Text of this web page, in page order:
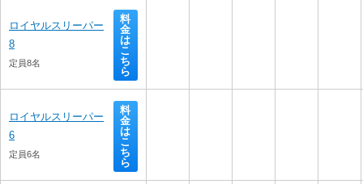
ロイヤルスリーパー
8
定員8名
料
金
は
こ
ち
ら
ロイヤルスリーパー
6
定員6名
料
金
は
こ
ち
ら